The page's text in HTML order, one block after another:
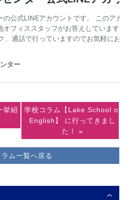
挙紹
ラム一覧へ戻る
学校コラム【Lake School of
English】 に行ってきまし
た！ »